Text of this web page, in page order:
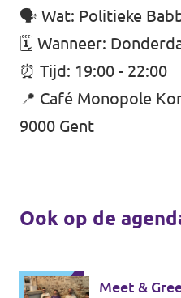
🗣️ Wat: Politieke
🗓️ Wanneer:
⏰ Tijd: 19:00 - 22:00
📍 Café Monopole
9000 Gent
Ook op de
Meet &